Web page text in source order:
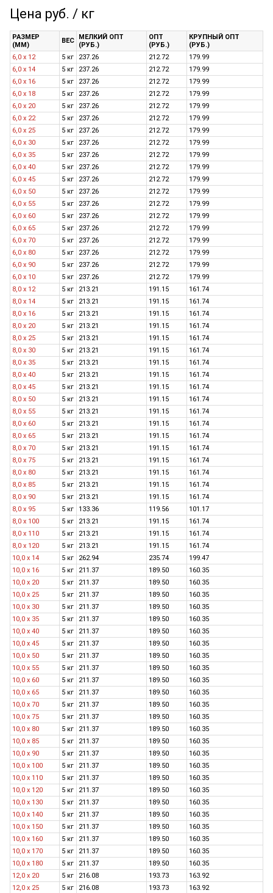
Цена руб. / кг
РАЗМЕР
(ММ)
ВЕС
МЕЛКИЙ ОПТ
(РУБ.)
ОПТ
(РУБ.)
КРУПНЫЙ ОПТ
(РУБ.)
6,0 x 12
5 кг 237.26 212.72
179.99
6,0 x 14
5 кг 237.26 212.72
179.99
6,0 x 16
5 кг 237.26 212.72
179.99
6,0 x 18
5 кг 237.26 212.72
179.99
6,0 x 20
5 кг 237.26 212.72
179.99
6,0 x 22
5 кг 237.26 212.72
179.99
6,0 x 25
5 кг 237.26 212.72
179.99
6,0 x 30
5 кг 237.26 212.72
179.99
6,0 x 35
5 кг 237.26 212.72
179.99
6,0 x 40
5 кг 237.26 212.72
179.99
6,0 x 45
5 кг 237.26 212.72
179.99
6,0 x 50
5 кг 237.26 212.72
179.99
6,0 x 55
5 кг 237.26 212.72
179.99
6,0 x 60
5 кг 237.26 212.72
179.99
6,0 x 65
5 кг 237.26 212.72
179.99
6,0 x 70
5 кг 237.26 212.72
179.99
6,0 x 80
5 кг 237.26 212.72
179.99
6,0 x 90
5 кг 237.26 212.72
179.99
6,0 x 10
5 кг 237.26 212.72
179.99
8,0 x 12
5 кг 213.21 191.15
161.74
8,0 х 14
5 кг 213.21 191.15
161.74
8,0 x 16
5 кг 213.21 191.15
161.74
8,0 x 20
5 кг 213.21 191.15
161.74
8,0 x 25
5 кг 213.21 191.15
161.74
8,0 x 30
5 кг 213.21 191.15
161.74
8,0 x 35
5 кг 213.21 191.15
161.74
8,0 x 40
5 кг 213.21 191.15
161.74
8,0 x 45
5 кг 213.21 191.15
161.74
8,0 x 50
5 кг 213.21 191.15
161.74
8,0 x 55
5 кг 213.21 191.15
161.74
8,0 x 60
5 кг 213.21 191.15
161.74
8,0 x 65
5 кг 213.21 191.15
161.74
8,0 x 70
5 кг 213.21 191.15
161.74
8,0 x 75
5 кг 213.21 191.15
161.74
8,0 x 80
5 кг 213.21 191.15
161.74
8,0 х 85
5 кг 213.21 191.15
161.74
8,0 x 90
5 кг 213.21 191.15
161.74
8,0 х 95
5 кг 133.36 119.56
101.17
8,0 x 100
5 кг 213.21 191.15
161.74
8,0 х 110
5 кг 213.21 191.15
161.74
8,0 x 120
5 кг 213.21 191.15
161.74
10,0 х 14
5 кг 262.94 235.74
199.47
10,0 х 16
5 кг 211.37 189.50
160.35
10,0 x 20
5 кг 211.37 189.50
160.35
10,0 x 25
5 кг 211.37 189.50
160.35
10,0 x 30
5 кг 211.37 189.50
160.35
10,0 x 35
5 кг 211.37 189.50
160.35
10,0 x 40
5 кг 211.37 189.50
160.35
10,0 x 45
5 кг 211.37 189.50
160.35
10,0 x 50
5 кг 211.37 189.50
160.35
10,0 x 55
5 кг 211.37 189.50
160.35
10,0 x 60
5 кг 211.37 189.50
160.35
10,0 x 65
5 кг 211.37 189.50
160.35
10,0 x 70
5 кг 211.37 189.50
160.35
10,0 x 75
5 кг 211.37 189.50
160.35
10,0 x 80
5 кг 211.37 189.50
160.35
10,0 х 85
5 кг 211.37 189.50
160.35
10,0 x 90
5 кг 211.37 189.50
160.35
10,0 x 100
5 кг 211.37 189.50
160.35
10,0 x 110
5 кг 211.37 189.50
160.35
10,0 x 120
5 кг 211.37 189.50
160.35
10,0 х 130
5 кг 211.37 189.50
160.35
10,0 x 140
5 кг 211.37 189.50
160.35
10,0 х 150
5 кг 211.37 189.50
160.35
10,0 x 160
5 кг 211.37 189.50
160.35
10,0 х 170
5 кг 211.37 189.50
160.35
10,0 x 180
5 кг 211.37 189.50
160.35
12,0 x 20
5 кг 216.08 193.73
163.92
12,0 x 25
5 кг 216.08 193.73 163.92